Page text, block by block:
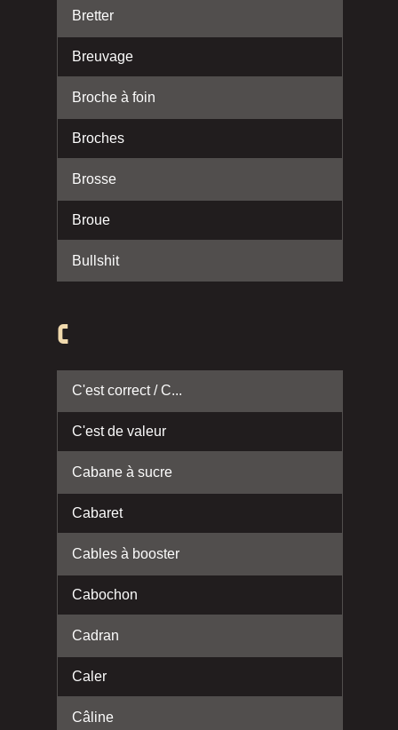
Bretter
Breuvage
Broche à foin
Broches
Brosse
Broue
Bullshit
C
C'est correct / C...
C'est de valeur
Cabane à sucre
Cabaret
Cables à booster
Cabochon
Cadran
Caler
Câline